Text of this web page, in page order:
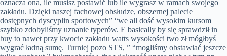
oznacza ona, ile musisz postawić lub ile wygrasz w ramach swojego
zakładu. Dzięki naszej fachowej obsłudze, obszernej palecie
dostępnych dyscyplin sportowych” “we all dość wysokim kursom
szybko zdobyliśmy uznanie typerów. E basically by się sprawdził in
buy to nawet przy kwocie zakładu watts wysokości two zł mógłbyś
wygrać ładną sumę. Turniej pozo STS, ” “mogliśmy obstawiać jeszcze